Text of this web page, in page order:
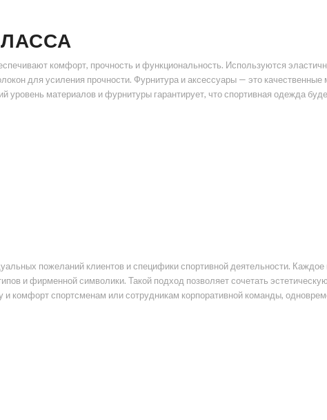
комфорт, прочность и функциональность. Используются
для усиления прочности. Фурнитура и аксессуары — это качественные
уровень материалов и фурнитуры гарантирует, что спортивная одежда
пожеланий клиентов и специфики спортивной деятельности.
и фирменной символики. Такой подход позволяет сочетать
комфорт спортсменам или сотрудникам корпоративной команды,